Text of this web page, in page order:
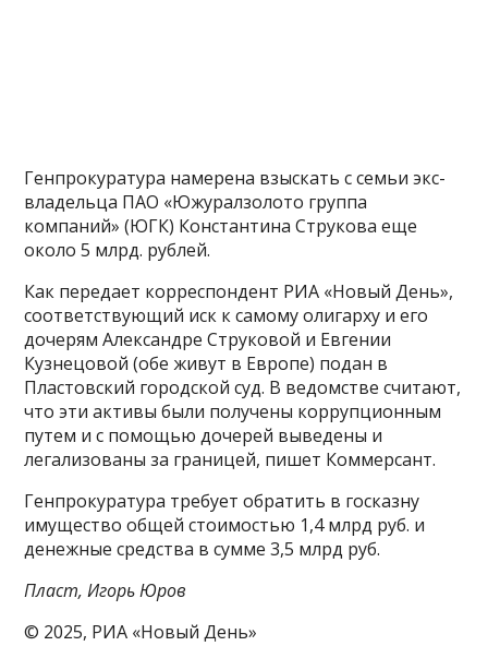
Генпрокуратура намерена взыскать с семьи экс-
владельца ПАО «Южуралзолото группа
компаний» (ЮГК) Константина Струкова еще
около 5 млрд. рублей.
Как передает корреспондент РИА «Новый День»,
соответствующий иск к самому олигарху и его
дочерям Александре Струковой и Евгении
Кузнецовой (обе живут в Европе) подан в
Пластовский городской суд. В ведомстве считают,
что эти активы были получены коррупционным
путем и с помощью дочерей выведены и
легализованы за границей, пишет Коммерсант.
Генпрокуратура требует обратить в госказну
имущество общей стоимостью 1,4 млрд руб. и
денежные средства в сумме 3,5 млрд руб.
Пласт, Игорь Юров
© 2025, РИА «Новый День»